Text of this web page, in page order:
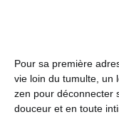
Pour sa première
vie loin du tumulte, un
zen pour déconnecter
douceur et en toute